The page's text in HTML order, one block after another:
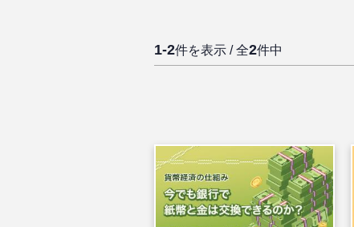
1-2件を表示 / 全2件中